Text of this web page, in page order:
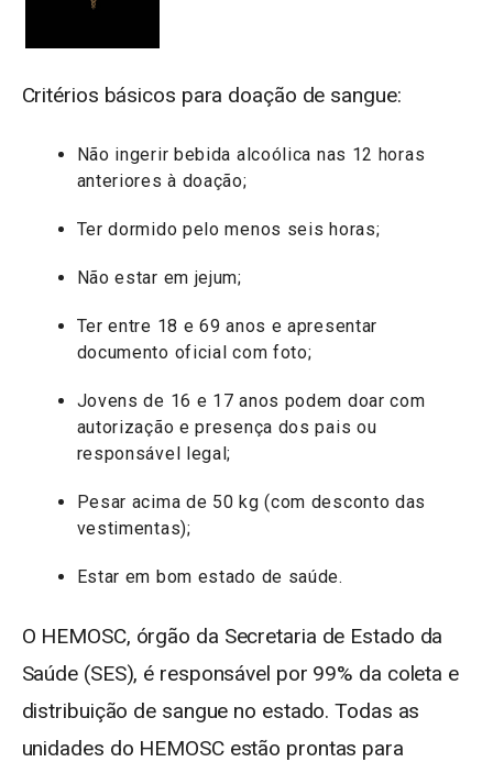
Critérios básicos para doação de sangue:
Não ingerir bebida alcoólica nas 12 horas
anteriores à doação;
Ter dormido pelo menos seis horas;
Não estar em jejum;
Ter entre 18 e 69 anos e apresentar
documento oficial com foto;
Jovens de 16 e 17 anos podem doar com
autorização e presença dos pais ou
responsável legal;
Pesar acima de 50 kg (com desconto das
vestimentas);
Estar em bom estado de saúde.
O HEMOSC, órgão da Secretaria de Estado da
Saúde (SES), é responsável por 99% da coleta e
distribuição de sangue no estado. Todas as
unidades do HEMOSC estão prontas para